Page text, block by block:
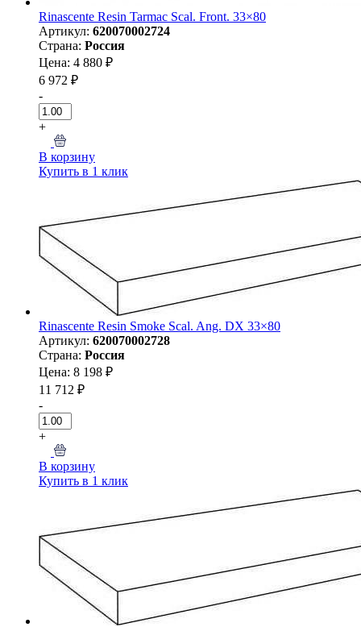
Rinascente Resin Tarmac Scal. Front. 33×80
Артикул: 620070002724
Страна: Россия
Цена: 4 880 ₽
6 972 ₽
-
+
В корзину
Купить в 1 клик
Rinascente Resin Smoke Scal. Ang. DX 33×80
Артикул: 620070002728
Страна: Россия
Цена: 8 198 ₽
11 712 ₽
-
+
В корзину
Купить в 1 клик